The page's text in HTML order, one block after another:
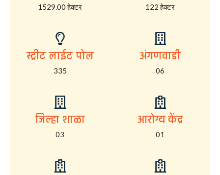
1529.00 हेक्टर 122 हेक्टर
स्ट्रीट लाईट पोल
335
अंगणवाडी
06
जिल्हा शाळा
03
आरोग्य केंद्र
01